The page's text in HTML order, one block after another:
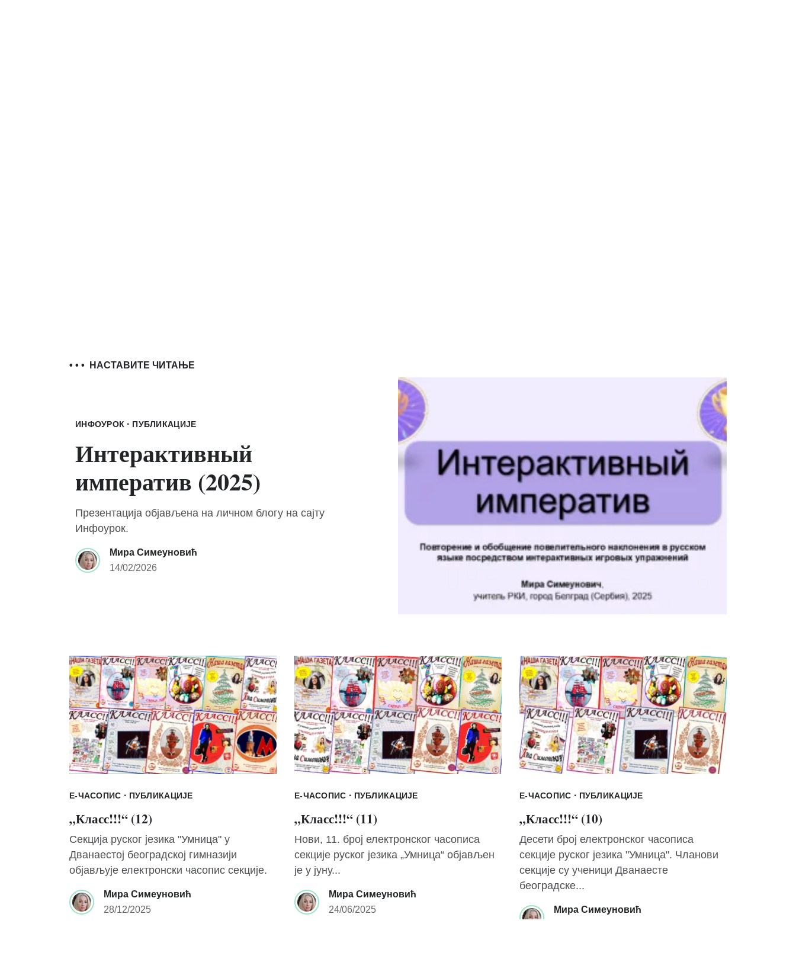
• • • НАСТАВИТЕ ЧИТАЊЕ
ИНФОУРОК · ПУБЛИКАЦИЈЕ
Интерактивный
императив (2025)
Презентација објављена на личном блогу на сајту
Инфоурок.
Мира Симеуновић
14/02/2026
Е-ЧАСОПИС · ПУБЛИКАЦИЈЕ
„Класс!!!“ (12)
Секција руског језика "Умница" у
Дванаестој београдској гимназији
објављује електронски часопис секције.
Мира Симеуновић
28/12/2025
Е-ЧАСОПИС · ПУБЛИКАЦИЈЕ
„Класс!!!“ (11)
Нови, 11. број електронског часописа
секције руског језика „Умница“ објављен
је у јуну...
Мира Симеуновић
24/06/2025
Е-ЧАСОПИС · ПУБЛИКАЦИЈЕ
„Класс!!!“ (10)
Десети број електронског часописа
секције руског језика "Умница". Чланови
секције су ученици Дванаесте
београдске...
Мира Симеуновић